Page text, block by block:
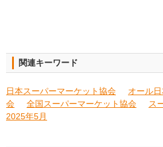
関連キーワード
日本スーパーマーケット協会
オール
会
全国スーパーマーケット協会
ス
2025年5月